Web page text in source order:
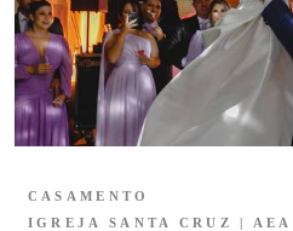
CASAMENTO
IGREJA SANTA CRUZ |